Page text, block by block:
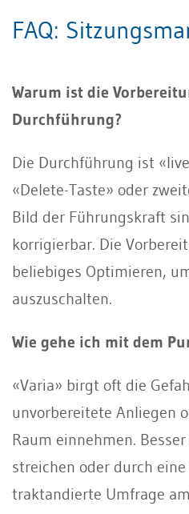
FAQ:
Warum ist die
Durchführung?
Die Durchführung ist
«Delete-Taste» oder
Bild der Führungskraft
korrigierbar. Die
beliebiges Optimieren,
auszuschalten.
Wie gehe ich mit dem
«Varia» birgt oft die
unvorbereitete Anliegen
Raum einnehmen.
streichen oder durch
traktandierte Umfrage